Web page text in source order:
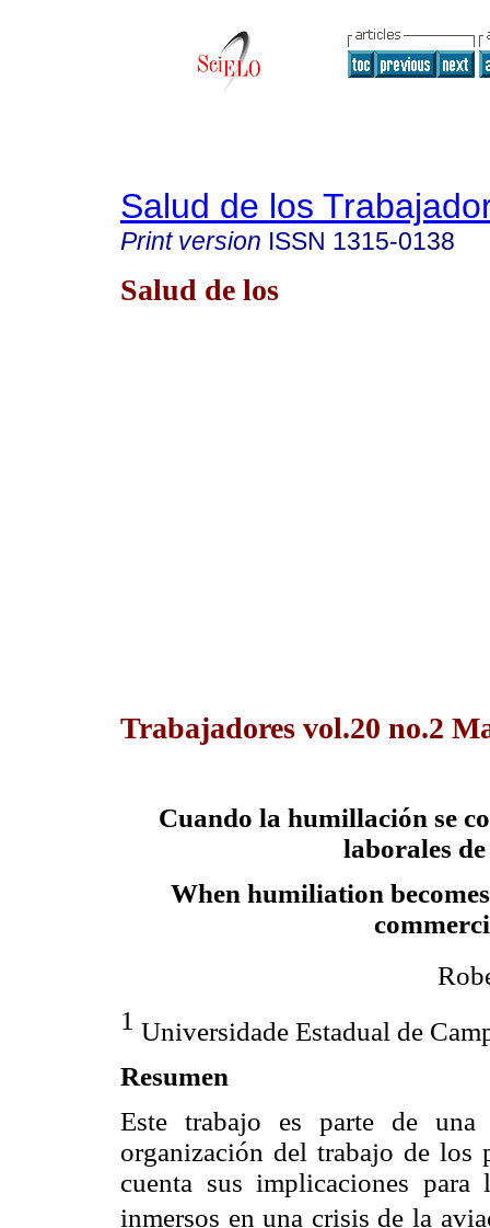
Salud de los
Print version ISSN 1315-0138
Salud de los
Trabajadores vol.20 no.2
Cuando la humillación se
laborales
When humiliation
1 Universidade Estadual de
Resumen
Este trabajo es parte de
organización del trabajo de los
cuenta sus implicaciones para
inmersos en una crisis de la